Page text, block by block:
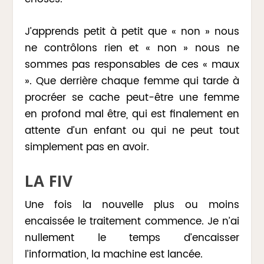
J’apprends petit à petit que « non » nous
ne contrôlons rien et « non » nous ne
sommes pas responsables de ces « maux
». Que derrière chaque femme qui tarde à
procréer se cache peut-être une femme
en profond mal être, qui est finalement en
attente d’un enfant ou qui ne peut tout
simplement pas en avoir.
LA FIV
Une fois la nouvelle plus ou moins
encaissée le traitement commence. Je n’ai
nullement le temps d’encaisser
l’information, la machine est lancée.